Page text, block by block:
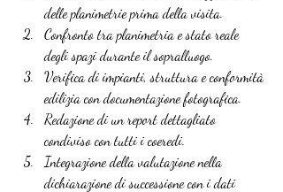
delle planimetrie prima della visita.
Confronto tra planimetria e stato reale
degli spazi durante il sopralluogo.
Verifica di impianti, struttura e conformità
edilizia con documentazione fotografica.
Redazione di un report dettagliato
condiviso con tutti i coeredi.
Integrazione della valutazione nella
dichiarazione di successione con i dati